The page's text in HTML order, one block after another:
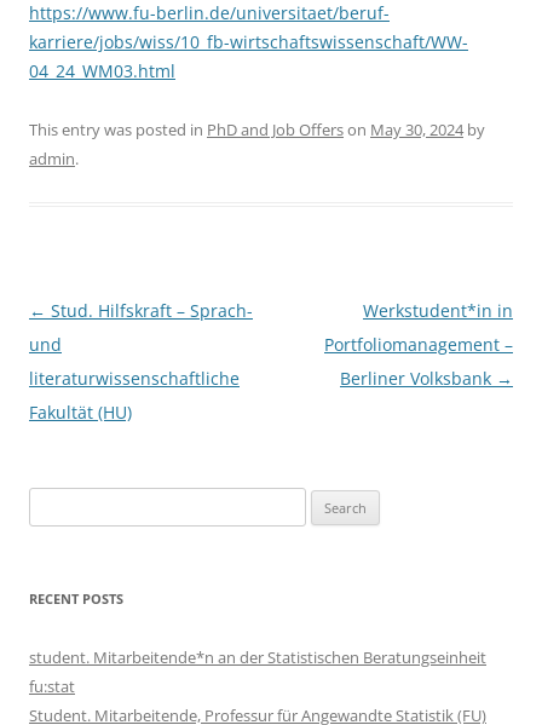
https://www.fu-berlin.de/universitaet/beruf-
karriere/jobs/wiss/10_fb-wirtschaftswissenschaft/WW-
04_24_WM03.html
This entry was posted in PhD and Job Offerson May 30, 2024by
admin.
Post
navigation
← Stud. Hilfskraft – Sprach-
und
literaturwissenschaftliche
Fakultät (HU)
Werkstudent*in in
Portfoliomanagement –
Berliner Volksbank →
for:
RECENT POSTS
student. Mitarbeitende*n an der Statistischen Beratungseinheit
fu:stat
Student. Mitarbeitende, Professur für Angewandte Statistik (FU)